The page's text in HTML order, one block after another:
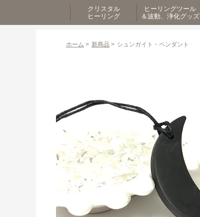
クリスタル
ヒーリング
ヒーリングツール
＆波動、浄化グッズ
ホーム > 新商品 > シュンガイト・ペンダント